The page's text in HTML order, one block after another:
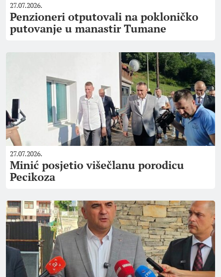
27.07.2026.
Penzioneri otputovali na pokloničko
putovanje u manastir Tumane
27.07.2026.
Minić posjetio višečlanu porodicu
Pecikoza